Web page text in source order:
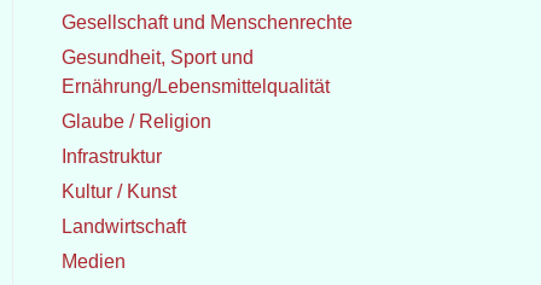
Gesellschaft und Menschenrechte
Gesundheit, Sport und
Ernährung/Lebensmittelqualität
Glaube / Religion
Infrastruktur
Kultur / Kunst
Landwirtschaft
Medien